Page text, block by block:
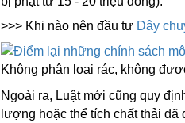
>>> Khi nào nên đầu tư Dây
Không phân loại rác, không
Ngoài ra, Luật mới cũng quy
lượng hoặc thể tích chất thải